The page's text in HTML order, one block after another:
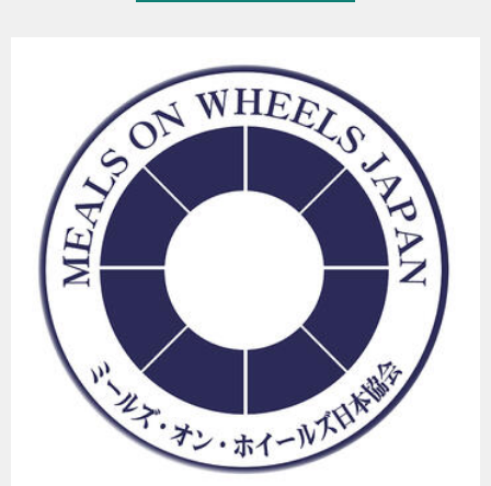
気になる子どもたちに、個別対応をしようと動く団体もあります
寄付金の使い道
皆さまからのご寄付は、新型コロナウイルスに対応して、こども食
堂など子どもの居場所を運営する団体支援のための助成金として使
わせていただきます。
助成金交付にあたっては、こども食堂サポートセンターが、つなが
りのある地域のネットワーク・中間支援団体を介して広報・周知を
行い、迅速に地域の団体へ支援が行き届くよう、密に連携を図りま
◆助成対象団体
新型コロナウイルスに対応して、こども食堂など子どもの居場所の
取り組みを実施・支援する団体
※通常のこども食堂などの開催はしていないが、個別に子どもや家庭
への支援を行う団体を含みます。
これらのプロジェクトは、「広がれ、こども食堂の輪！」推進会議
の事務局である、一般社団法人全国食支援活動協力会が担っていま
す。
～食べる人も つくる人も その人らしくいられる。食がつなぐ地域の
居場所を広げよう～
全国食支援活動協力会ホームページ